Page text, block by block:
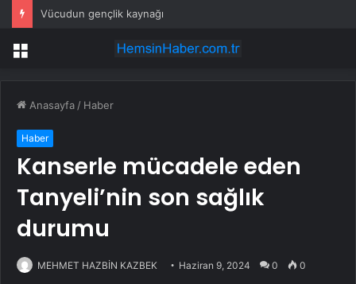
Vücudun gençlik kaynağı
Menü
Anasayfa / Haber
Haber
Kanserle mücadele eden
Tanyeli’nin son sağlık
durumu
MEHMET HAZBİN KAZBEK Haziran 9, 2024 0 0